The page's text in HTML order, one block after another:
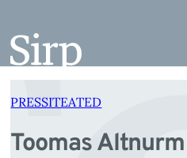
juurde
PRESSITEATED
Toomas